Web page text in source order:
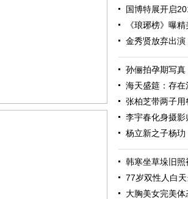
国博特展开启
《琅琊榜》曝
金秀贤放弃出
孙俪拍孕期写
海天盛筵：存
张柏芝带两子
李宇春化身摄
杨立新之子杨
韩寒坐草垛旧
77岁双性人白
大胸美女完美